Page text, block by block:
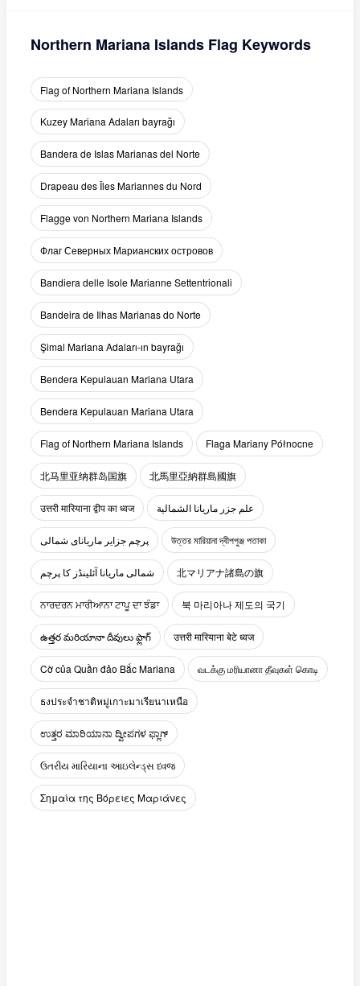
Northern Mariana Islands Flag Keywords
Flag of Northern Mariana Islands
Kuzey Mariana Adaları bayrağı
Bandera de Islas Marianas del Norte
Drapeau des Îles Mariannes du Nord
Flagge von Northern Mariana Islands
Флаг Северных Марианских островов
Bandiera delle Isole Marianne Settentrionali
Bandeira de Ilhas Marianas do Norte
Şimal Mariana Adaları-ın bayrağı
Bendera Kepulauan Mariana Utara
Bendera Kepulauan Mariana Utara
Flag of Northern Mariana Islands Flaga Mariany Północne
北马里亚纳群岛国旗 北馬里亞納群島國旗
उत्तरी मारियाना द्वीप का ध्वज علم جزر ماريانا الشمالية
پرچم جزایر ماریانای شمالی উত্তর মারিয়ানা দ্বীপপুঞ্জ পতাকা
شمالی ماریانا آئلینڈز کا پرچم 北マリアナ諸島の旗
ਨਾਰਦਰਨ ਮਾਰੀਆਨਾ ਟਾਪੂ ਦਾ ਝੰਡਾ 북 마리아나 제도의 국기
ఉత్తర మరియానా దీవులు ఫ్లాగ్ उत्तरी मारियाना बेटे ध्वज
Cờ của Quần đảo Bắc Mariana வடக்கு மரியானா தீவுகள் கொடி
ธงประจำชาติหมู่เกาะมาเรียนาเหนือ
ಉತ್ತರ ಮಾರಿಯಾನಾ ದ್ವೀಪಗಳ ಫ್ಲಾಗ್
ઉતરીય મારિયાના આઇલેન્ડ્સ ધ્વજ
Σημαία της Βόρειες Μαριάνες